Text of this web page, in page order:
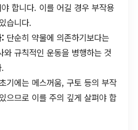
합니다. 이를 어길 경우 부작용
습니다.
: 단순히 약물에 의존하기보다는
와 규칙적인 운동을 병행하는 것
기에는 메스꺼움, 구토 등의 부작
으므로 이를 주의 깊게 살펴야 합